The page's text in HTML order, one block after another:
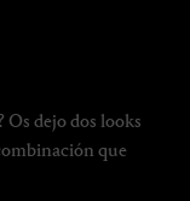
Os dejo dos looks
que